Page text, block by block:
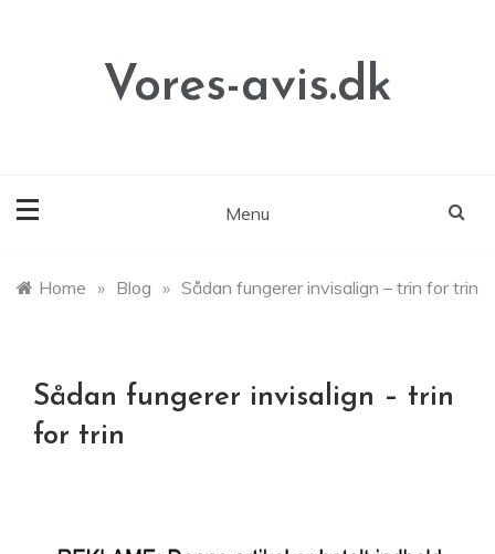
Vores-avis.dk
Menu
Home » Blog » Sådan fungerer invisalign – trin for trin
Sådan fungerer invisalign – trin
for trin